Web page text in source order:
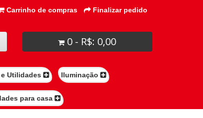
Carrinho de compras Finalizar pedido
0 - R$: 0,00
Utilidades Iluminação
para casa